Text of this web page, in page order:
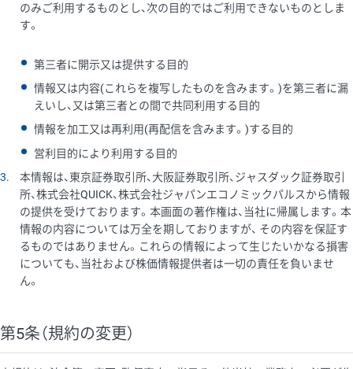
のみご利用するものとし、次の目的ではご利用できないものとしま
す。
第三者に開示又は提供する目的
情報又は内容(これらを複写したものを含みます。)を第三者に漏
えいし、又は第三者との間で共同利用する目的
情報を加工又は再利用(再配信を含みます。)する目的
営利目的により利用する目的
3
本情報は、東京証券取引所、大阪証券取引所、ジャスダック証券取引
所、株式会社QUICK、株式会社ジャパンエコノミックパルスから情報
の提供を受けております。本画面の著作権は、当社に帰属します。本
情報の内容については万全を期しておりますが、 その内容を保証す
るものではありません。これらの情報によって生じたいかなる損害
についても、当社および株価情報提供者は一切の責任を負いませ
ん。
第5条（規約の変更）